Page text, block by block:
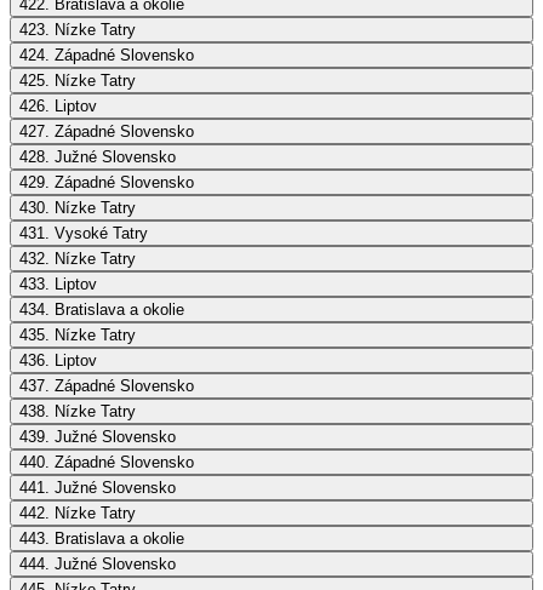
422. Bratislava a okolie
423. Nízke Tatry
424. Západné Slovensko
425. Nízke Tatry
426. Liptov
427. Západné Slovensko
428. Južné Slovensko
429. Západné Slovensko
430. Nízke Tatry
431. Vysoké Tatry
432. Nízke Tatry
433. Liptov
434. Bratislava a okolie
435. Nízke Tatry
436. Liptov
437. Západné Slovensko
438. Nízke Tatry
439. Južné Slovensko
440. Západné Slovensko
441. Južné Slovensko
442. Nízke Tatry
443. Bratislava a okolie
444. Južné Slovensko